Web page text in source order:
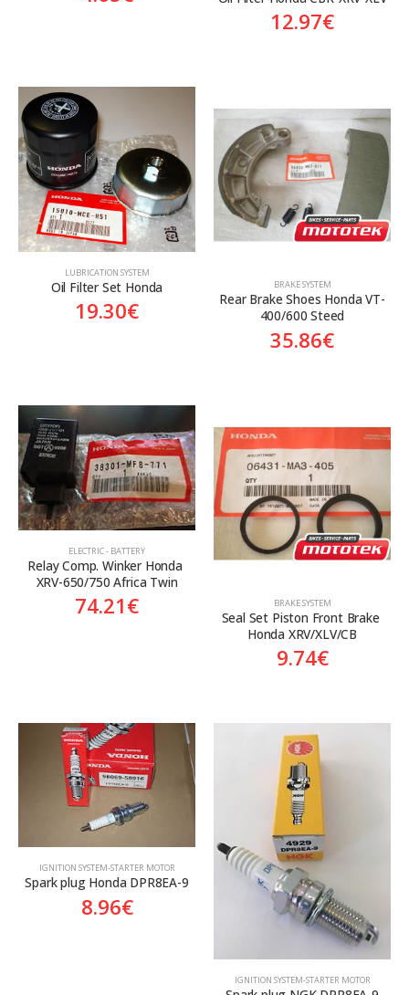
12.97€
LUBRICATION SYSTEM
Oil Filter Set Honda
19.30€
BRAKE SYSTEM
Rear Brake Shoes Honda VT-
400/600 Steed
35.86€
ELECTRIC - BATTERY
Relay Comp. Winker Honda
XRV-650/750 Africa Twin
74.21€ BRAKE SYSTEM
Seal Set Piston Front Brake
Honda XRV/XLV/CB
9.74€
ΙGNITION SYSTEM-STARTER MOTOR
Spark plug Honda DPR8EA-9
8.96€
ΙGNITION SYSTEM-STARTER MOTOR